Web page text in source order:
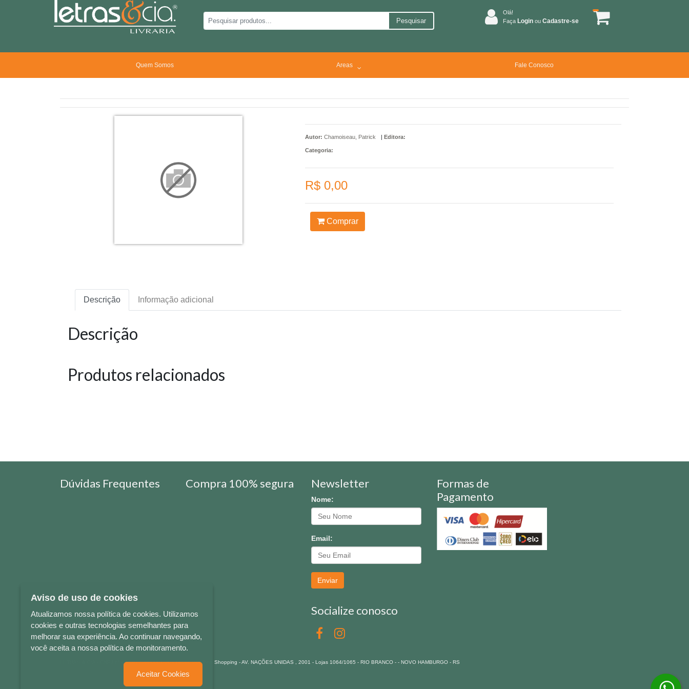
Pesquisar
Olá!
Faça Login ou Cadastre-se
Quem Somos Areas Fale Conosco
Autor: Chamoiseau, Patrick | Editora:
Categoria:
R$ 0,00
Comprar
Descrição Informação adicional
Descrição
Produtos relacionados
Dúvidas Frequentes Compra 100% segura Newsletter
Nome:
Email:
Enviar
Socialize conosco
Formas de
Pagamento
LETRAS & CIA - CNPJ n° 88.587.548/0001-20 - Térreo Bourbon Shopping - AV. NAÇÕES UNIDAS , 2001 - Lojas 1064/1065 - RIO BRANCO - - NOVO HAMBURGO - RS
Aviso de uso de cookies
Atualizamos nossa política de cookies. Utilizamos
cookies e outras tecnologias semelhantes para
melhorar sua experiência. Ao continuar navegando,
você aceita a nossa política de monitoramento.
Aceitar Cookies